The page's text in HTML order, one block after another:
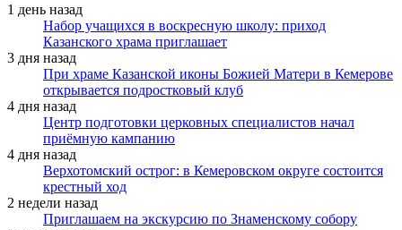
1 день назад
Набор учащихся в воскресную школу: приход
Казанского храма приглашает
3 дня назад
При храме Казанской иконы Божией Матери в Кемерове
открывается подростковый клуб
4 дня назад
Центр подготовки церковных специалистов начал
приёмную кампанию
4 дня назад
Верхотомский острог: в Кемеровском округе состоится
крестный ход
2 недели назад
Приглашаем на экскурсию по Знаменскому собору